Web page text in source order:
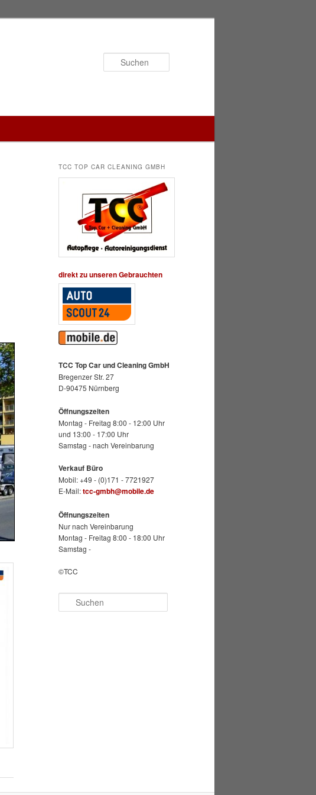
TCC TOP CAR CLEANING GMBH
direkt zu unseren Gebrauchten
TCC Top Car und Cleaning GmbH
Bregenzer Str. 27
D-90475 Nürnberg
Öffnungszeiten
Montag - Freitag 8:00 - 12:00 Uhr
und 13:00 - 17:00 Uhr
Samstag - nach Vereinbarung
Verkauf Büro
Mobil: +49 - (0)171 - 7721927
E-Mail:tcc-gmbh@mobile.de
Öffnungszeiten
Nur nach Vereinbarung
Montag - Freitag 8:00 - 18:00 Uhr
Samstag -
©TCC
Suchen